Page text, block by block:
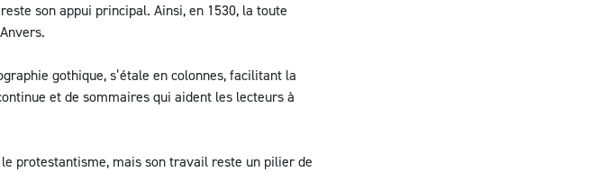
son appui principal. Ainsi, en 1530, la toute
gothique, s’étale en colonnes, facilitant la
et de sommaires qui aident les lecteurs à
protestantisme, mais son travail reste un pilier de